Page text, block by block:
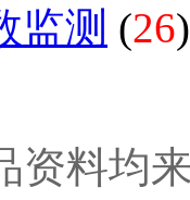
监测 (26)
资料均